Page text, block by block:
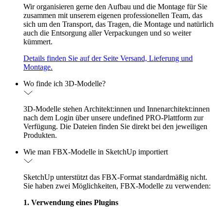
Wir organisieren gerne den Aufbau und die Montage für Sie
zusammen mit unserem eigenen professionellen Team, das
sich um den Transport, das Tragen, die Montage und natürlich
auch die Entsorgung aller Verpackungen und so weiter
kümmert.
Details finden Sie auf der Seite Versand, Lieferung und
Montage.
Wo finde ich 3D-Modelle?
3D-Modelle stehen Architekt:innen und Innenarchitekt:innen
nach dem Login über unsere undefined PRO-Plattform zur
Verfügung. Die Dateien finden Sie direkt bei den jeweiligen
Produkten.
Wie man FBX-Modelle in SketchUp importiert
SketchUp unterstützt das FBX-Format standardmäßig nicht.
Sie haben zwei Möglichkeiten, FBX-Modelle zu verwenden:
1. Verwendung eines Plugins